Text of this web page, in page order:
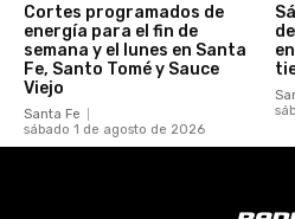
Cortes programados de
energía para el fin de
semana y el lunes en Santa
Fe, Santo Tomé y Sauce
Viejo
Santa Fe
sábado 1 de agosto de 2026